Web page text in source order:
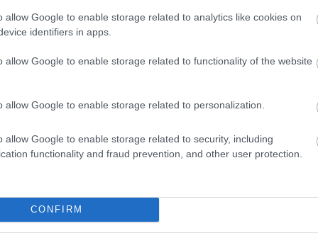
allow Google to enable storage related to analytics like cookies on
identifiers in apps.
allow Google to enable storage related to functionality of the website
allow Google to enable storage related to personalization.
allow Google to enable storage related to security, including
functionality and fraud prevention, and other user protection.
CONFIRM
04.08.2026
μειώθηκαν οι τιμές στα σούπερ μάρκετ